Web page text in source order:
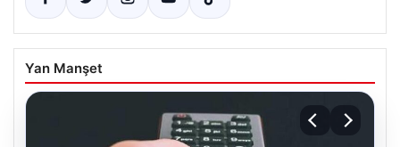
Yan Manşet